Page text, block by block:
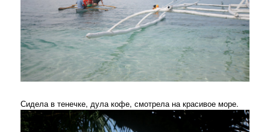
Сидела в тенечке, дула кофе, смотрела на красивое море.